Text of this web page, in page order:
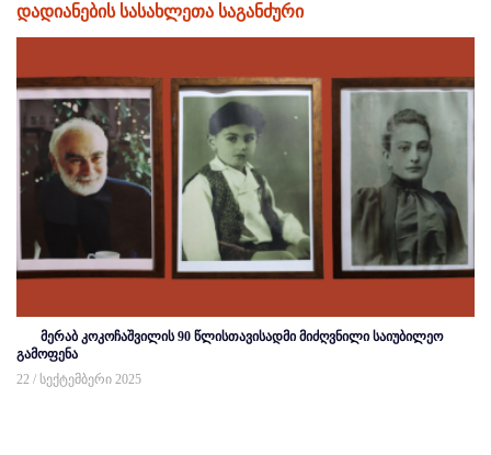
დადიანების სასახლეთა საგანძური
მერაბ კოკოჩაშვილის 90 წლისთავისადმი მიძღვნილი საიუბილეო
გამოფენა
22 / სექტემბერი 2025